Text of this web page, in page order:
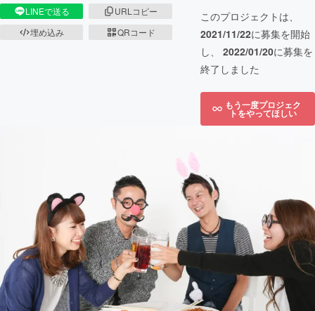
LINEで送る
URLコピー
埋め込み
QRコード
このプロジェクトは、
2021/11/22に募集を開始
し、 2022/01/20に募集を
終了しました
もう一度プロジェク
トをやってほしい